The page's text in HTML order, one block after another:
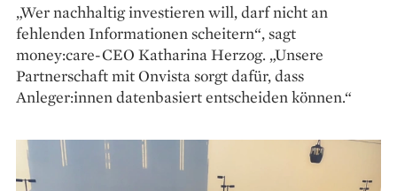
„Wer nachhaltig investieren will, darf nicht an
fehlenden Informationen scheitern“, sagt
money:care-CEO Katharina Herzog. „Unsere
Partnerschaft mit Onvista sorgt dafür, dass
Anleger:innen datenbasiert entscheiden können.“